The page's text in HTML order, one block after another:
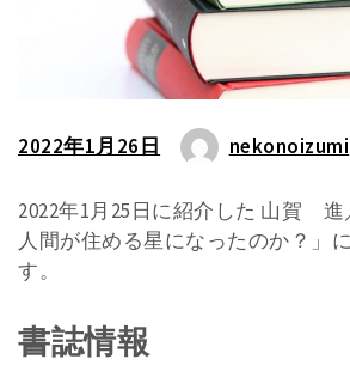
2022年1月26日 nekonoizumi
2022年1月25日に紹介した 山賀 進
人間が住める星になったのか？」
す。
書誌情報